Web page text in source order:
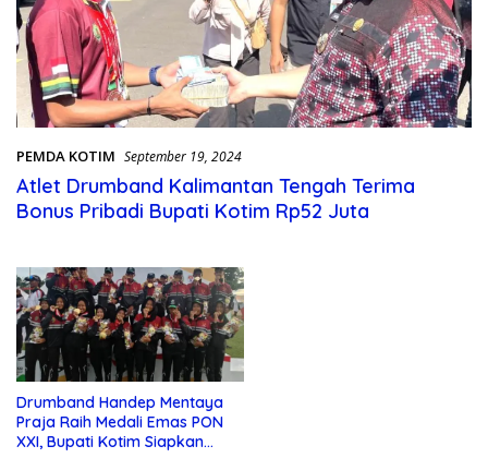
PEMDA KOTIM September 19, 2024
Atlet Drumband Kalimantan Tengah Terima
Bonus Pribadi Bupati Kotim Rp52 Juta
Drumband Handep Mentaya
Praja Raih Medali Emas PON
XXI, Bupati Kotim Siapkan